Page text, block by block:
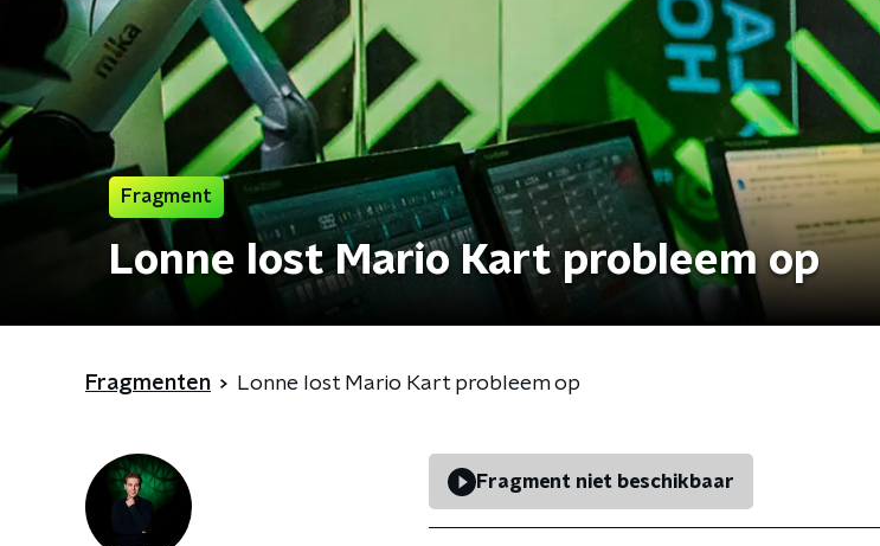
Fragment
Lonne lost Mario Kart probleem op
Fragmenten Lonne lost Mario Kart probleem op
Fragment niet beschikbaar